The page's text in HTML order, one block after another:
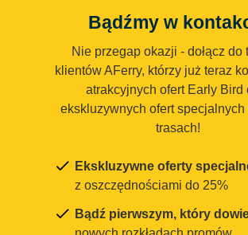
Bądźmy w
Nie przegap okazji - dołącz do
klientów AFerry, którzy już teraz
atrakcyjnych ofert Early Bird
ekskluzywnych ofert specjalnych
trasach!
Ekskluzywne oferty
z oszczędnościami do 25%
Bądź pierwszym, który